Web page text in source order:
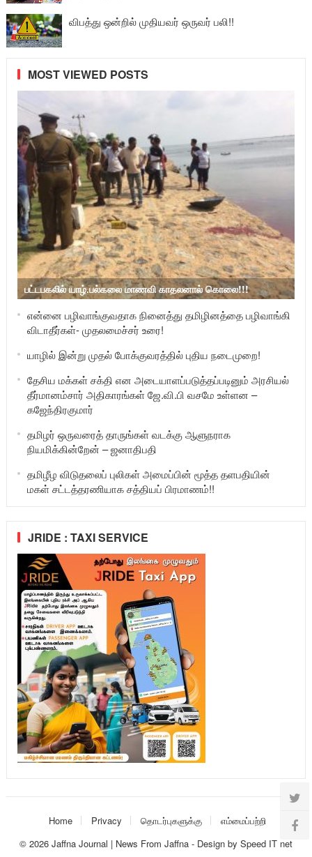
விபத்து ஒன்றில் முதியவர் ஒருவர் பலி!!
MOST VIEWED POSTS
பட்டபகலில் யாழ்.பல்கலை மாணவி காதலனால் கொலை!!!
என்னை பழிவாங்குவதாக நினைத்து தமிழினத்தை பழிவாங்கி
விடாதீர்கள்- முதலமைச்சர் உரை!
யாழில் இன்று முதல் போக்குவரத்தில் புதிய நடைமுறை!
தேசிய மக்கள் சக்தி என அடையாளப்படுத்தப்படினும் அரசியல்
தீர்மானம்சார் அதிகாரங்கள் ஜே.வி.பி வசமே உள்ளன –
கஜேந்திரகுமார்
தமிழர் ஒருவரைத் தாருங்கள் வடக்கு ஆளுநராக
நியமிக்கின்றேன் – ஜனாதிபதி
தமிழீழ விடுதலைப் புலிகள் அமைப்பின் மூத்த தளபதியின்
மகள் சட்டத்தரணியாக சத்தியப் பிரமாணம்!!
JRIDE : TAXI SERVICE
Home Privacy தொடர்புகளுக்கு
எம்மைப்பற்றி
© 2026 Jaffna Journal | News From Jaffna- Design by Speed IT net